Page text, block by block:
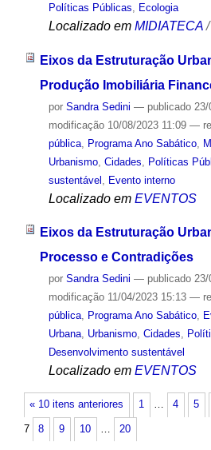
Políticas Públicas
Ecologia
Localizado em MIDIATECA /
Eixos da Estruturação
Produção Imobiliária
por Sandra Sedini — publicado23/
modificação10/08/2023 11:09 —
pública, Programa Ano Sabático,
Urbanismo, Cidades Políticas
sustentável
Evento interno
Localizado em EVENTOS
Eixos da Estruturação
Processo e Contradições
por Sandra Sedini — publicado23/
modificação11/04/2023 15:13 —
pública, Programa Ano Sabático,
Urbana, Urbanismo, Cidades,
Desenvolvimento sustentável
Localizado em EVENTOS
« 10 itens anteriores 1 … 4 5
7 8 9 10 … 20